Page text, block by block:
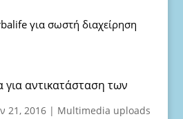
για σωστή διαχείρηση
αντικατάσταση των
21, 2016| Multimedia uploads